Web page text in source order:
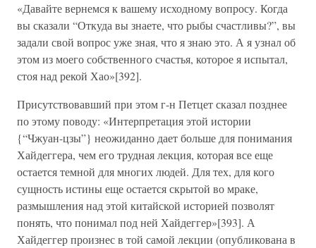
«Давайте вернемся к вашему исходному вопросу. Когда
вы сказали “Откуда вы знаете, что рыбы счастливы?”, вы
задали свой вопрос уже зная, что я знаю это. А я узнал об
этом из моего собственного счастья, которое я испытал,
стоя над рекой Хао»[392].
Присутствовавший при этом г-н Петцет сказал позднее
по этому поводу: «Интерпретация этой истории
{“Чжуан-цзы”} неожиданно дает больше для понимания
Хайдеггера, чем его трудная лекция, которая все еще
остается темной для многих людей. Для тех, для кого
сущность истины еще остается скрытой во мраке,
размышления над этой китайской историей позволят
понять, что понимал под ней Хайдеггер»[393]. А
Хайдеггер произнес в той самой лекции (опубликована в